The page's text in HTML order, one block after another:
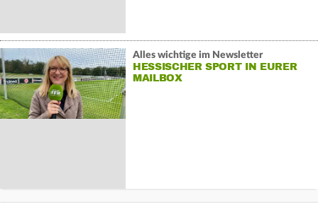
Alles wichtige im Newsletter
HESSISCHER SPORT IN EURER
MAILBOX